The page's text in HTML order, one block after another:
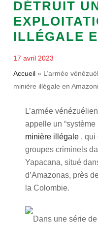
DÉTRUIT
ILLÉGALE
17 avril 2023
Accueil» L’armée
minière illégale en
L’armée
appelle un “système
minière illégale, qui
groupes criminels
Yapacana, situé
d’Amazonas, près
la Colombie.
Dans une série de